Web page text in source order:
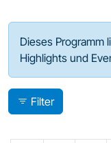
Programm
Dieses Programm
Highlights und
Filter